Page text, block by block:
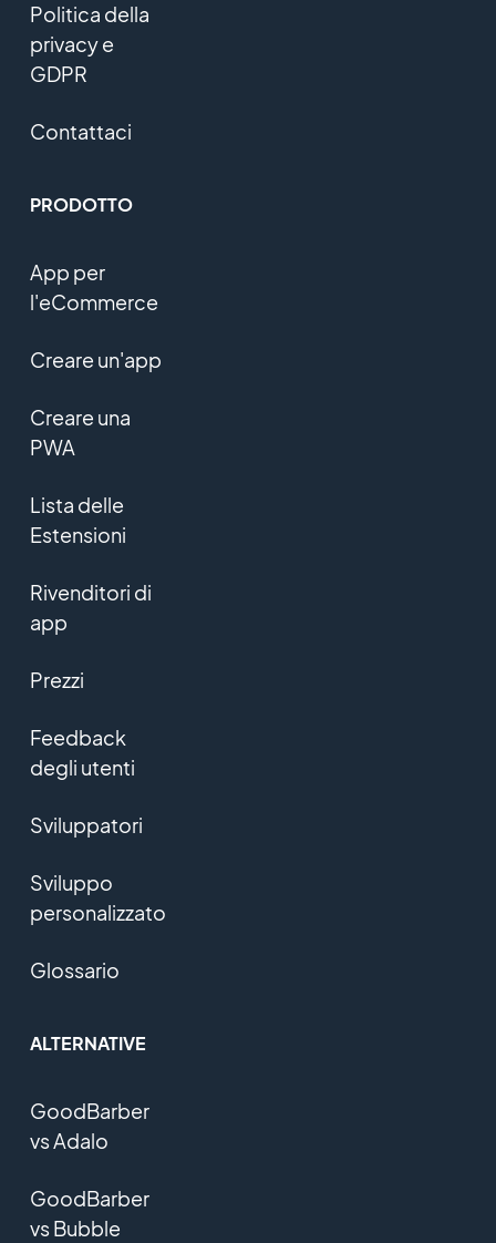
Politica della
privacy e
GDPR
Contattaci
PRODOTTO
App per
l'eCommerce
Creare un'app
Creare una
PWA
Lista delle
Estensioni
Rivenditori di
app
Prezzi
Feedback
degli utenti
Sviluppatori
Sviluppo
personalizzato
Glossario
ALTERNATIVE
GoodBarber
vs Adalo
GoodBarber
vs Bubble